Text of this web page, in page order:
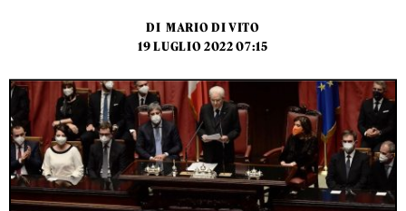
DI MARIO DI VITO
19 LUGLIO 2022 07:15